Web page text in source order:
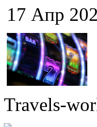
17 Апр
Travels-